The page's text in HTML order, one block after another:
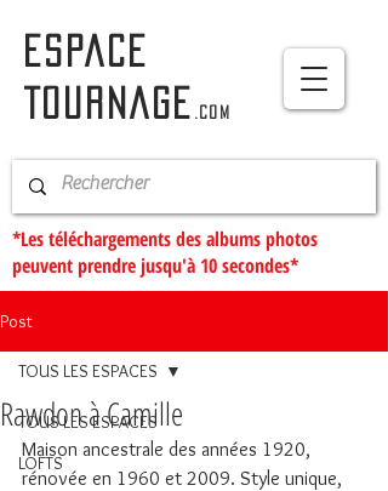
ESPACE
TOURNAGE
.com
*Les téléchargements des albums photos
peuvent prendre jusqu'à 10 secondes*
Post
TOUS LES ESPACES
LOFTS
TOUS LES ESPACES
Rawdon à Camille
Maison ancestrale des années 1920,
rénovée en 1960 et 2009. Style unique,